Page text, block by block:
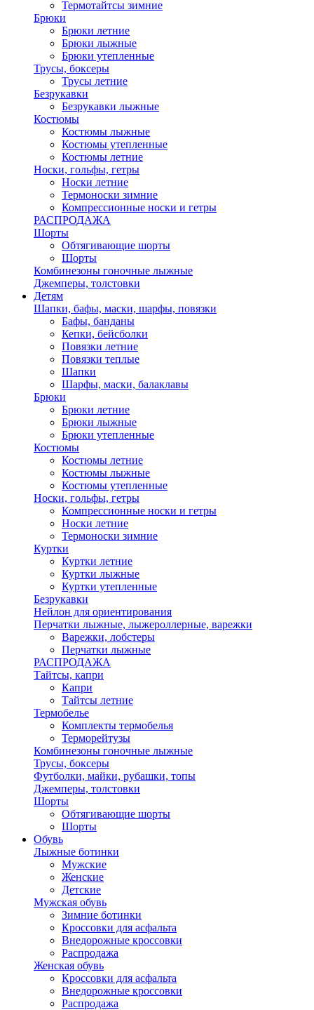
Термотайтсы зимние
Брюки
Брюки летние
Брюки лыжные
Брюки утепленные
Трусы, боксеры
Трусы летние
Безрукавки
Безрукавки лыжные
Костюмы
Костюмы лыжные
Костюмы утепленные
Костюмы летние
Носки, гольфы, гетры
Носки летние
Термоноски зимние
Компрессионные носки и гетры
РАСПРОДАЖА
Шорты
Обтягивающие шорты
Шорты
Комбинезоны гоночные лыжные
Джемперы, толстовки
Детям
Шапки, бафы, маски, шарфы, повязки
Бафы, банданы
Кепки, бейсболки
Повязки летние
Повязки теплые
Шапки
Шарфы, маски, балаклавы
Брюки
Брюки летние
Брюки лыжные
Брюки утепленные
Костюмы
Костюмы летние
Костюмы лыжные
Костюмы утепленные
Носки, гольфы, гетры
Компрессионные носки и гетры
Носки летние
Термоноски зимние
Куртки
Куртки летние
Куртки лыжные
Куртки утепленные
Безрукавки
Нейлон для ориентирования
Перчатки лыжные, лыжероллерные, варежки
Варежки, лобстеры
Перчатки лыжные
РАСПРОДАЖА
Тайтсы, капри
Капри
Тайтсы летние
Термобелье
Комплекты термобелья
Терморейтузы
Комбинезоны гоночные лыжные
Трусы, боксеры
Футболки, майки, рубашки, топы
Джемперы, толстовки
Шорты
Обтягивающие шорты
Шорты
Обувь
Лыжные ботинки
Мужские
Женские
Детские
Мужская обувь
Зимние ботинки
Кроссовки для асфальта
Внедорожные кроссовки
Распродажа
Женская обувь
Кроссовки для асфальта
Внедорожные кроссовки
Распродажа